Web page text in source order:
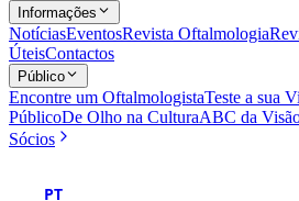
Informações
NotíciasEventosRevista Oftalmologia
ÚteisContactos
Público
Encontre um OftalmologistaTeste a sua
PúblicoDe Olho na CulturaABC da
Sócios
PT